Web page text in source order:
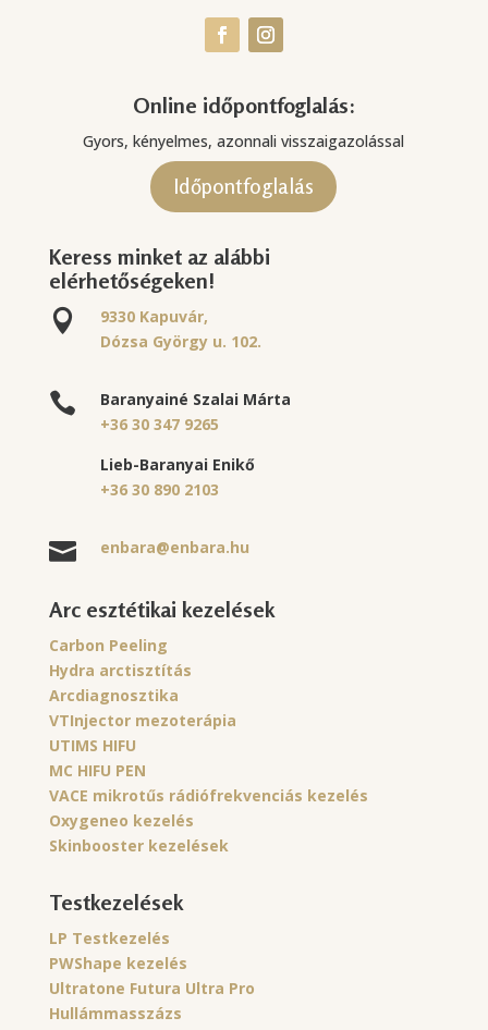
Online időpontfoglalás:
Gyors, kényelmes, azonnali visszaigazolással
Időpontfoglalás
Keress minket az alábbi
elérhetőségeken!

9330 Kapuvár,
Dózsa György u. 102.

Baranyainé Szalai Márta
+36 30 347 9265
Lieb-Baranyai Enikő
+36 30 890 2103
 enbara@enbara.hu
Arc esztétikai kezelések
Carbon Peeling
Hydra arctisztítás
Arcdiagnosztika
VTInjector mezoterápia
UTIMS HIFU
MC HIFU PEN
VACE mikrotűs rádiófrekvenciás kezelés
Oxygeneo kezelés
Skinbooster kezelések
Testkezelések
LP Testkezelés
PWShape kezelés
Ultratone Futura Ultra Pro
Hullámmasszázs